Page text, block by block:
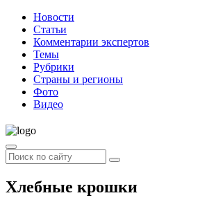
Новости
Статьи
Комментарии экспертов
Темы
Рубрики
Страны и регионы
Фото
Видео
Хлебные крошки